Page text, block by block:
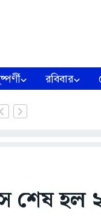
রবিবার
শেষ হল